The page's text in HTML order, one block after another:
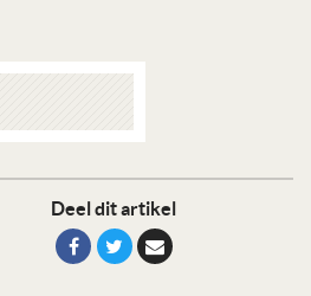
Deel dit artikel